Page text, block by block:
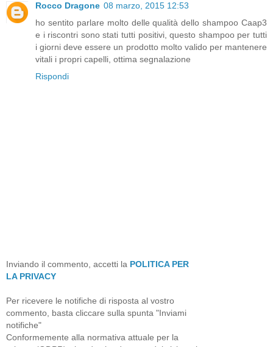
Rocco Dragone 08 marzo, 2015 12:53
ho sentito parlare molto delle qualità dello shampoo Caap3
e i riscontri sono stati tutti positivi, questo shampoo per tutti
i giorni deve essere un prodotto molto valido per mantenere
vitali i propri capelli, ottima segnalazione
Rispondi
Inviando il commento, accetti la POLITICA PER
LA PRIVACY
Per ricevere le notifiche di risposta al vostro
commento, basta cliccare sulla spunta "Inviami
notifiche"
Conformemente alla normativa attuale per la